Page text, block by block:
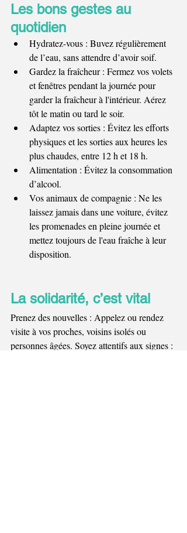
Les bons gestes au
quotidien
Hydratez-vous : Buvez régulièrement
de l’eau, sans attendre d’avoir soif.
Gardez la fraîcheur : Fermez vos volets
et fenêtres pendant la journée pour
garder la fraîcheur à l'intérieur. Aérez
tôt le matin ou tard le soir.
Adaptez vos sorties : Évitez les efforts
physiques et les sorties aux heures les
plus chaudes, entre 12 h et 18 h.
Alimentation : Évitez la consommation
d’alcool.
Vos animaux de compagnie : Ne les
laissez jamais dans une voiture, évitez
les promenades en pleine journée et
mettez toujours de l'eau fraîche à leur
disposition.
La solidarité, c’est vital
Prenez des nouvelles : Appelez ou rendez
visite à vos proches, voisins isolés ou
personnes âgées. Soyez attentifs aux signes :